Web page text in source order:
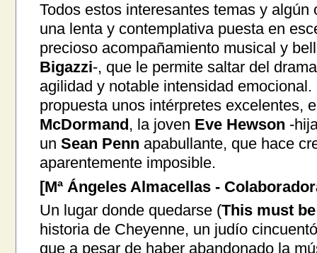
Todos estos interesantes temas y
una lenta y contemplativa puesta en
precioso acompañamiento musical y
Bigazzi-, que le permite saltar del
agilidad y notable intensidad
propuesta unos intérpretes excelentes,
McDormand, la joven Eve Hewson -
un Sean Penn apabullante, que hace
aparentemente imposible.
[Mª Ángeles Almacellas -
Un lugar donde quedarse (This must
historia de Cheyenne, un judío
que a pesar de haber abandonado la